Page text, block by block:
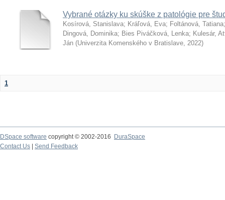
Vybrané otázky ku skúške z patológie pre
Kosírová, Stanislava; Kráľová, Eva; Foltánová, Tatiana
Dingová, Dominika; Bies Piváčková, Lenka; Kulesár,
Ján (Univerzita Komenského v Bratislave, 2022)
1
DSpace software copyright © 2002-2016
DuraSpace
Contact Us
Send Feedback